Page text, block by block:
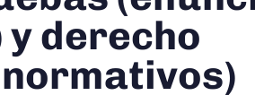
derecho